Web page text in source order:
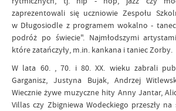
zaprezentowali się uczniowie Zespołu
w Długosiodle z programem wokalno -
podróż po świecie". Najmłodszymi
które zatańczyły, m.in. kankana i taniec Zorby.
W lata 60. , 70. i 80. XX. wieku zabrali
Garganisz, Justyna Bujak, Andrzej
Wiecznie żywe muzyczne hity Anny Jantar,
Villas czy Zbigniewa Wodeckiego przeszły na